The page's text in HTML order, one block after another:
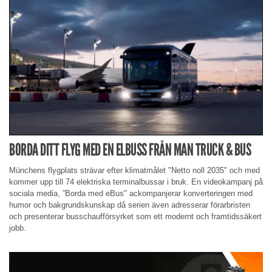
BORDA DITT FLYG MED EN ELBUSS FRÅN MAN TRUCK & BUS
Münchens flygplats strävar efter klimatmålet "Netto noll 2035" och med
kommer upp till 74 elektriska terminalbussar i bruk. En videokampanj på
sociala media, ”Borda med eBus" ackompanjerar konverteringen med
humor och bakgrundskunskap då serien även adresserar förarbristen
och presenterar busschaufförsyrket som ett modernt och framtidssäkert
jobb.